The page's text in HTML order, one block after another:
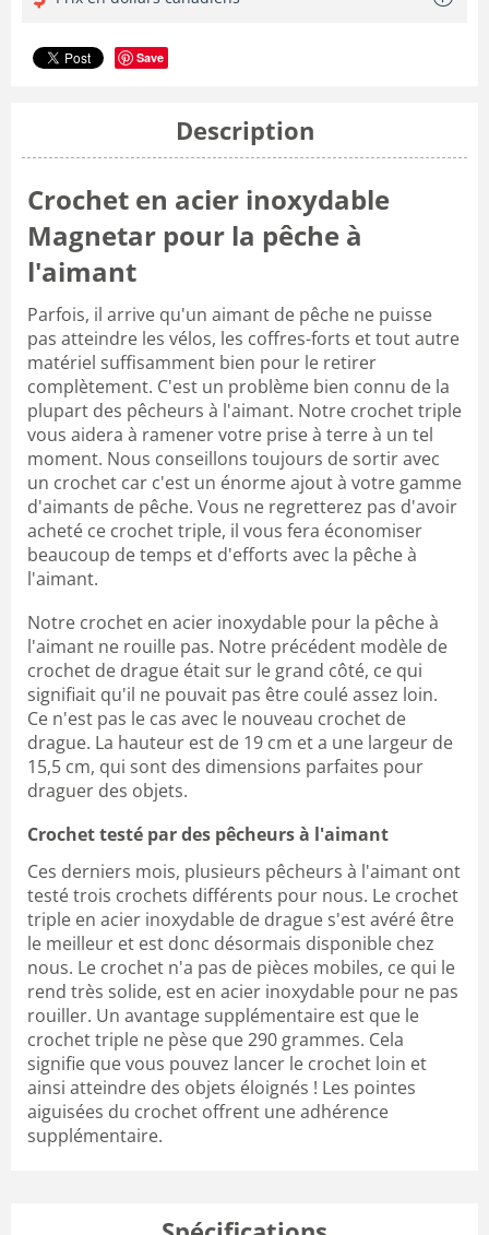
Save
Description
Crochet en acier inoxydable
Magnetar pour la pêche à
l'aimant
Parfois, il arrive qu'un aimant de pêche ne puisse
pas atteindre les vélos, les coffres-forts et tout autre
matériel suffisamment bien pour le retirer
complètement. C'est un problème bien connu de la
plupart des pêcheurs à l'aimant. Notre crochet triple
vous aidera à ramener votre prise à terre à un tel
moment. Nous conseillons toujours de sortir avec
un crochet car c'est un énorme ajout à votre gamme
d'aimants de pêche. Vous ne regretterez pas d'avoir
acheté ce crochet triple, il vous fera économiser
beaucoup de temps et d'efforts avec la pêche à
l'aimant.
Notre crochet en acier inoxydable pour la pêche à
l'aimant ne rouille pas. Notre précédent modèle de
crochet de drague était sur le grand côté, ce qui
signifiait qu'il ne pouvait pas être coulé assez loin.
Ce n'est pas le cas avec le nouveau crochet de
drague. La hauteur est de 19 cm et a une largeur de
15,5 cm, qui sont des dimensions parfaites pour
draguer des objets.
Crochet testé par des pêcheurs à l'aimant
Ces derniers mois, plusieurs pêcheurs à l'aimant ont
testé trois crochets différents pour nous. Le crochet
triple en acier inoxydable de drague s'est avéré être
le meilleur et est donc désormais disponible chez
nous. Le crochet n'a pas de pièces mobiles, ce qui le
rend très solide, est en acier inoxydable pour ne pas
rouiller. Un avantage supplémentaire est que le
crochet triple ne pèse que 290 grammes. Cela
signifie que vous pouvez lancer le crochet loin et
ainsi atteindre des objets éloignés ! Les pointes
aiguisées du crochet offrent une adhérence
supplémentaire.